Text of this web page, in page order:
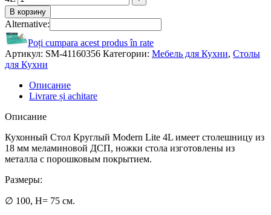
В корзину
Alternative:
Poți cumpara acest produs în rate
Артикул: SM-41160356 Категории: Мебель для Кухни, Столы
для Кухни
Описание
Livrare și achitare
Описание
Кухонный Стол Круглый Modern Lite 4L имеет столешницу из
18 мм меламиновой ДСП, ножки стола изготовлены из
металла с порошковым покрытием.
Размеры:
∅ 100, H= 75 см.